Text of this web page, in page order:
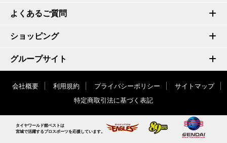
よくあるご質問
ショッピング
グループサイト
会社概要 利用規約 プライバシーポリシー
サイトマップ
特定商取引法に基づく表記
タイヤワールド館ベストは
宮城で活躍するプロスポーツを応援しています。